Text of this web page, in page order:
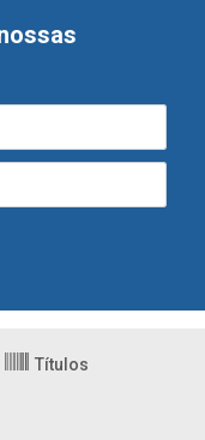
Títulos